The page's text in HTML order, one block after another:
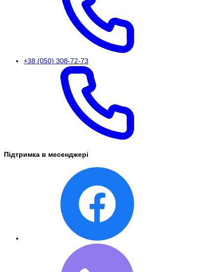
+38 (050) 308-72-73
Підтримка в месенджері